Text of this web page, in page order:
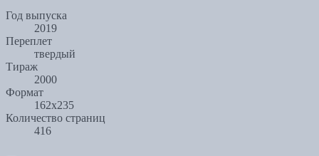
Год выпуска
2019
Переплет
твердый
Тираж
2000
Формат
162x235
Количество страниц
416